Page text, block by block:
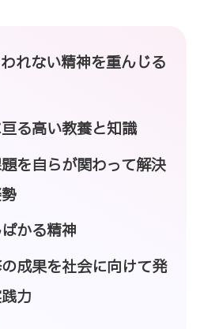
れない精神を重んじる
る高い教養と知識
を自らが関わって解決
かる精神
成果を社会に向けて発
力